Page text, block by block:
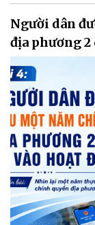
Người dân
địa phương 2